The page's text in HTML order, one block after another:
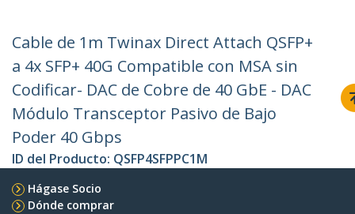
Cable de 1m Twinax Direct Attach QSFP+
a 4x SFP+ 40G Compatible con MSA sin
Codificar- DAC de Cobre de 40 GbE - DAC
Módulo Transceptor Pasivo de Bajo
Poder 40 Gbps
ID del Producto: QSFP4SFPPC1M
Hágase Socio
Dónde comprar